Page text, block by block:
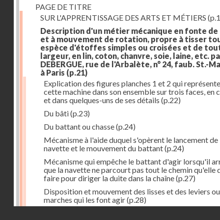
PAGE DE TITRE
SUR L'APPRENTISSAGE DES ARTS ET MÉTIERS
Description d'un métier mécanique en fonte
et à mouvement de rotation, propre à tisser
espèce d'étoffes simples ou croisées et de
largeur, en lin, coton, chanvre, soie, laine, etc.
DEBERGUE, rue de l'Arbalète, n° 24, faub. St.-
à Paris (p.21)
Explication des figures planches 1 et 2 qui
cette machine dans son ensemble sur trois faces, en
et dans quelques-uns de ses détails (p.22)
Du bâti(p.23)
Du battant ou chasse(p.24)
Mécanisme à l'aide duquel s'opèrent le lancement de
navette et le mouvement du battant(p.24)
Mécanisme qui empêche le battant d'agir lorsqu'il
que la navette ne parcourt pas tout le chemin qu'elle
faire pour diriger la duite dans la chaîne(p.27)
Disposition et mouvement des lisses et des leviers ou
marches qui les font agir(p.28)